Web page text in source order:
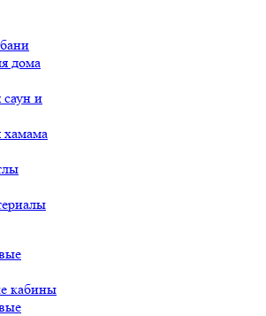
дома
и
хамама
кабины